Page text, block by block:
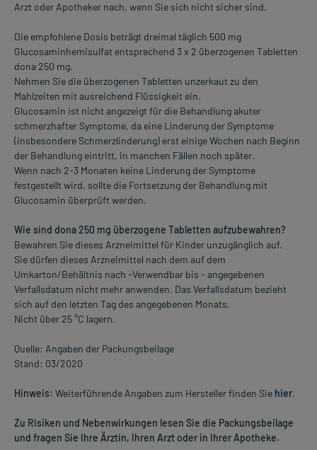
Arzt oder Apotheker nach, wenn Sie sich nicht sicher sind.
Die empfohlene Dosis beträgt dreimal täglich 500 mg
Glucosaminhemisulfat entsprechend 3 x 2 überzogenen Tabletten
dona 250 mg.
Nehmen Sie die überzogenen Tabletten unzerkaut zu den
Mahlzeiten mit ausreichend Flüssigkeit ein.
Glucosamin ist nicht angezeigt für die Behandlung akuter
schmerzhafter Symptome, da eine Linderung der Symptome
(insbesondere Schmerzlinderung) erst einige Wochen nach Beginn
der Behandlung eintritt, in manchen Fällen noch später.
Wenn nach 2-3 Monaten keine Linderung der Symptome
festgestellt wird, sollte die Fortsetzung der Behandlung mit
Glucosamin überprüft werden.
Wie sind dona 250 mg überzogene Tabletten aufzubewahren?
Bewahren Sie dieses Arzneimittel für Kinder unzugänglich auf.
Sie dürfen dieses Arzneimittel nach dem auf dem
Umkarton/Behältnis nach -Verwendbar bis - angegebenen
Verfallsdatum nicht mehr anwenden. Das Verfallsdatum bezieht
sich auf den letzten Tag des angegebenen Monats.
Nicht über 25 °C lagern.
Quelle: Angaben der Packungsbeilage
Stand: 03/2020
Hinweis: Weiterführende Angaben zum Hersteller finden Sie hier.
Zu Risiken und Nebenwirkungen lesen Sie die Packungsbeilage
und fragen Sie Ihre Ärztin, Ihren Arzt oder in Ihrer Apotheke.